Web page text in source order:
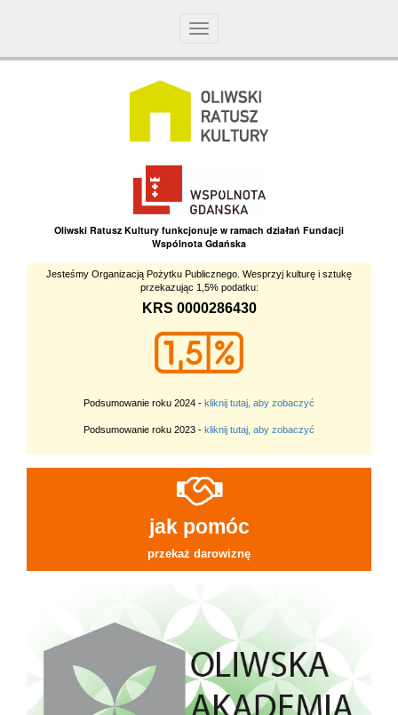
Toggle
Oliwski Ratusz Kultury funkcjonuje w ramach działań Fundacji
Wspólnota Gdańska
Jesteśmy Organizacją Pożytku Publicznego. Wesprzyj kulturę i sztukę
przekazując 1,5% podatku:
KRS 0000286430
Podsumowanie roku 2024 - kliknij tutaj, aby zobaczyć
Podsumowanie roku 2023 - kliknij tutaj, aby zobaczyć
jak pomóc
przekaż darowiznę